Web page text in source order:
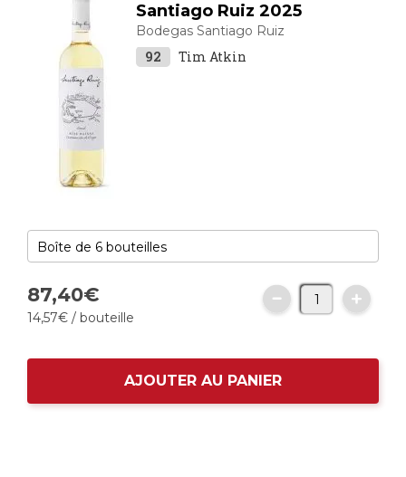
Santiago Ruiz 2025
Bodegas Santiago Ruiz
92 Tim Atkin
87,40€
14,57€ / bouteille
AJOUTER AU PANIER